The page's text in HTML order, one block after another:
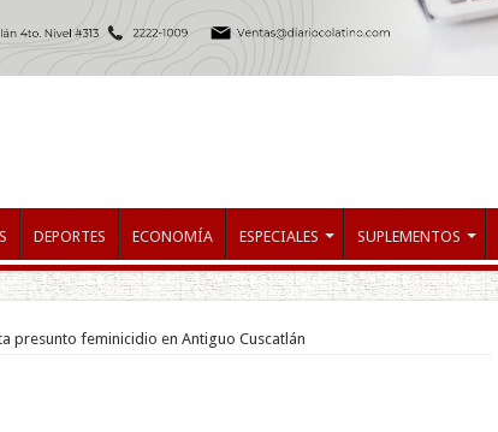
DEPORTES ECONOMÍA ESPECIALES SUPLEMENTOS
presunto feminicidio en Antiguo Cuscatlán